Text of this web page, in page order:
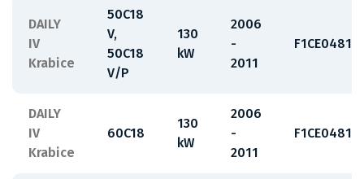
DAILY
IV
Krabice
50C18
V,
50C18
V/P
130
kW
2006
-
2011
F1CE0481H
DAILY
IV
Krabice
60C18
130
kW
2006
-
2011
F1CE0481H